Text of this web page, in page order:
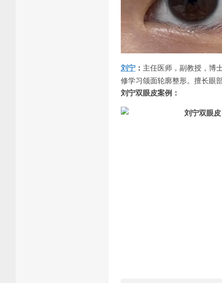
刘宁 ： 主任医师，副教授，博
修学习颌面轮廓整形。擅长眼
刘宁双眼皮案例：